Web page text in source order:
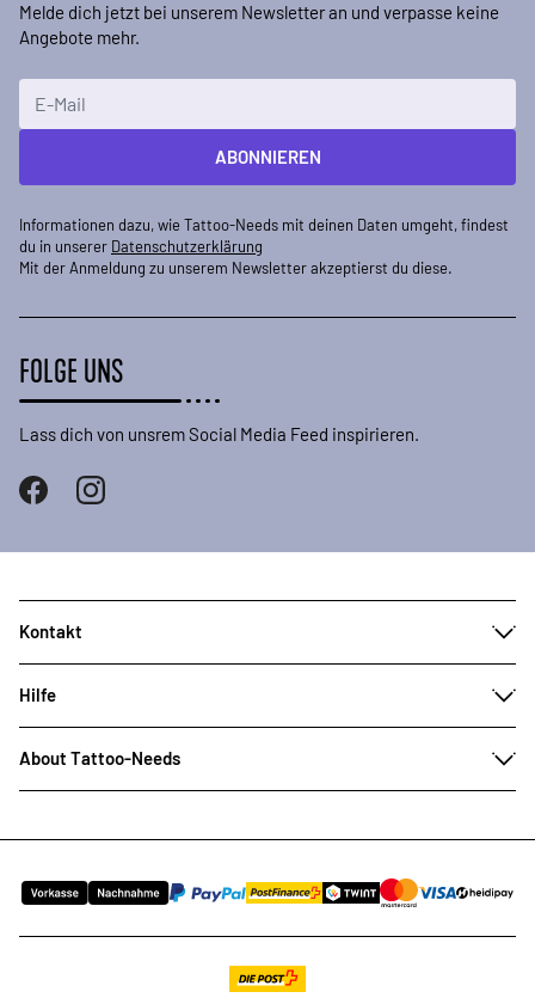
Melde dich jetzt bei unserem Newsletter an und verpasse keine
Angebote mehr.
ABONNIEREN
Informationen dazu, wie Tattoo-Needs mit deinen Daten umgeht, findest
du in unserer Datenschutzerklärung
Mit der Anmeldung zu unserem Newsletter akzeptierst du diese.
FOLGE UNS
Lass dich von unsrem Social Media Feed inspirieren.
Kontakt
Hilfe
About Tattoo-Needs